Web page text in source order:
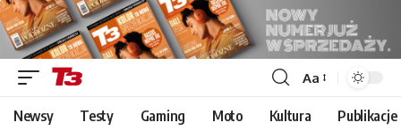
Font
Resizer
Aa
Newsy Testy Gaming Moto Kultura Publikacje